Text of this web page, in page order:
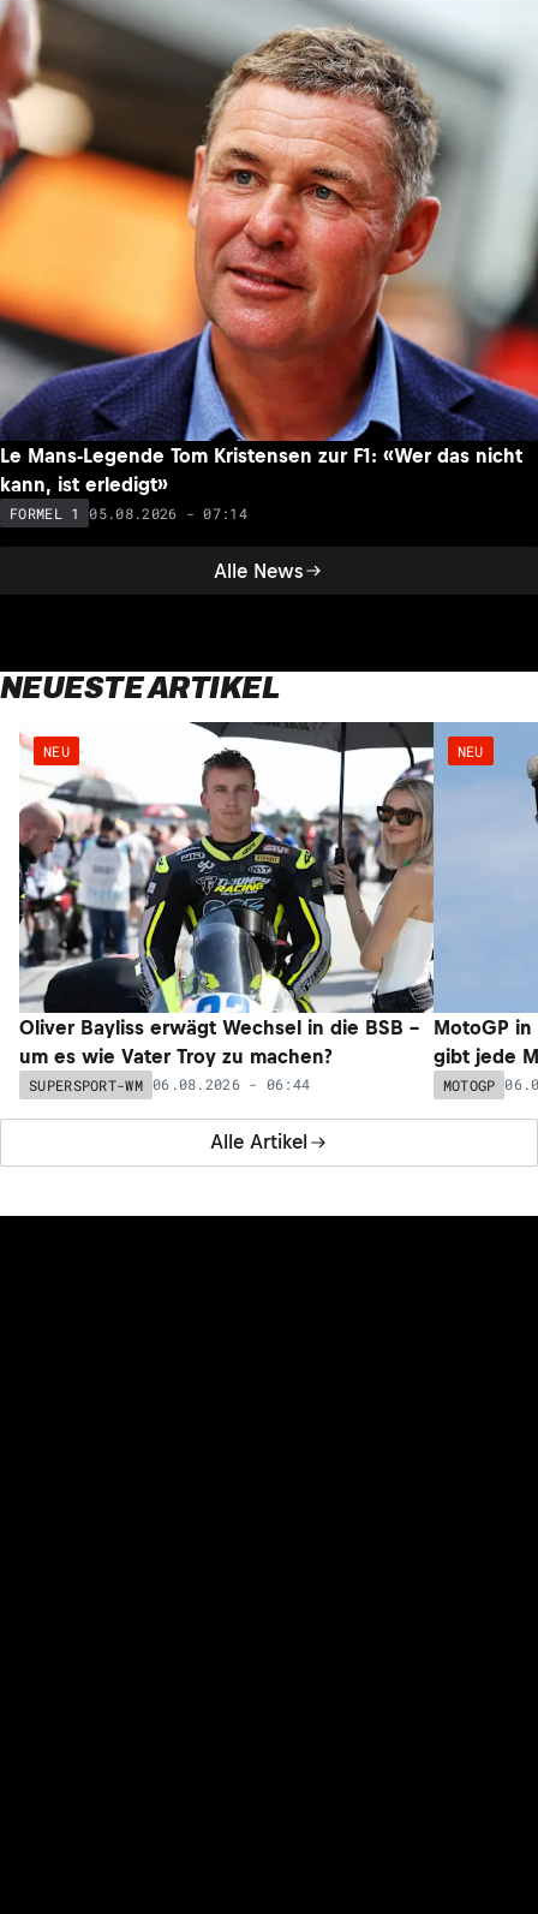
Alle News
Le Mans-Legende Tom Kristensen zur F1: «Wer das nicht
kann, ist erledigt»
FORMEL 1 05.08.2026 - 07:14
NEUESTE ARTIKEL
Alle Artikel
NEU
Oliver Bayliss erwägt Wechsel in die BSB –
um es wie Vater Troy zu machen?
SUPERSPORT-WM 06.08.2026 - 06:44
NEU
MotoGP in
gibt jede
MOTOGP